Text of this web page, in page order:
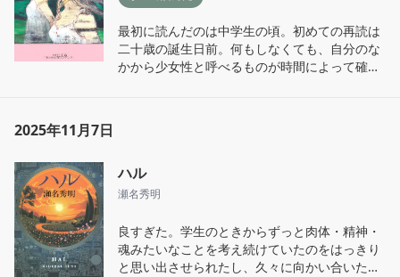
最初に読んだのは中学生の頃。初めての再読は
二十歳の誕生日前。何もしなくても、自分のな
かから少女性と呼べるものが時間によって確実
2025年11月7日
ハル
瀬名秀明
良すぎた。学生のときからずっと肉体・精神・
魂みたいなことを考え続けていたのをはっきり
と思い出させられたし、久々に向かい合いたい